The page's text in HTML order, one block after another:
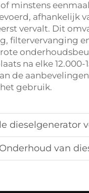
minstens
afhankelijk
vervalt. Dit
filtervervanging
na elke 12.000-
de
gebruik.
voor thuisback-up: 6 tips
Onderhoud van